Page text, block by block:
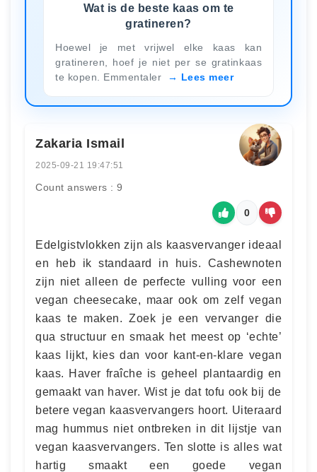
Wat is de beste kaas om te
gratineren?
Hoewel je met vrijwel elke kaas kan
gratineren, hoef je niet per se gratinkaas
te kopen. Emmentaler
Lees meer
Zakaria Ismail
2025-09-21 19:47:51
Count answers : 9
0
Edelgistvlokken zijn als kaasvervanger ideaal
en heb ik standaard in huis. Cashewnoten
zijn niet alleen de perfecte vulling voor een
vegan cheesecake, maar ook om zelf vegan
kaas te maken. Zoek je een vervanger die
qua structuur en smaak het meest op ‘echte’
kaas lijkt, kies dan voor kant-en-klare vegan
kaas. Haver fraîche is geheel plantaardig en
gemaakt van haver. Wist je dat tofu ook bij de
betere vegan kaasvervangers hoort. Uiteraard
mag hummus niet ontbreken in dit lijstje van
vegan kaasvervangers. Ten slotte is alles wat
hartig smaakt een goede vegan